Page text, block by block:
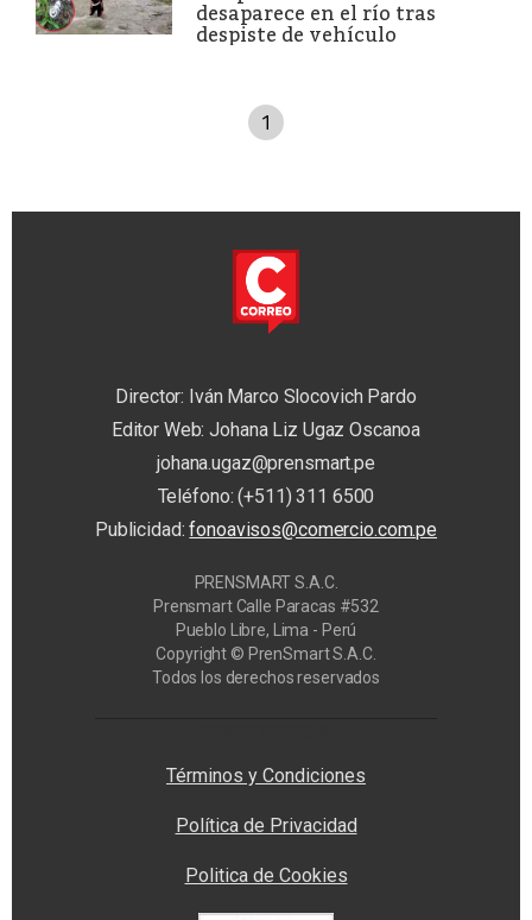
desaparece en el río tras
despiste de vehículo
1
Director: Iván Marco Slocovich Pardo
Editor Web: Johana Liz Ugaz Oscanoa
johana.ugaz@prensmart.pe
Teléfono: (+511) 311 6500
Publicidad:fonoavisos@comercio.com.pe
PRENSMART S.A.C.
Prensmart Calle Paracas #532
Pueblo Libre, Lima - Perú
Copyright © PrenSmart S.A.C.
Todos los derechos reservados
Términos y Condiciones
Política de Privacidad
Politica de Cookies